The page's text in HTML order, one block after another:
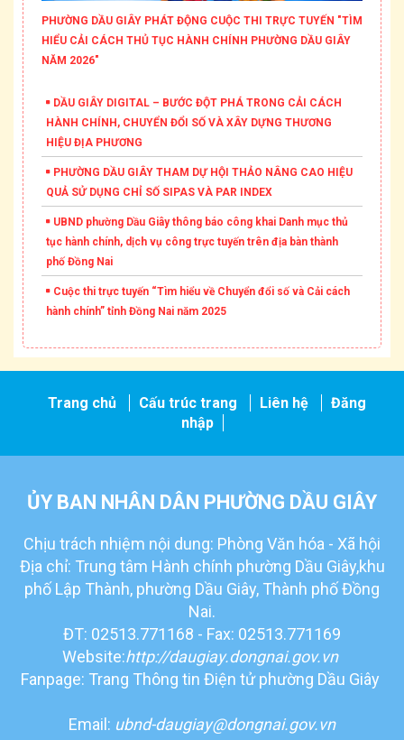
PHƯỜNG DẦU GIÂY PHÁT ĐỘNG CUỘC THI TRỰC TUYẾN "TÌM
HIỂU CẢI CÁCH THỦ TỤC HÀNH CHÍNH PHƯỜNG DẦU GIÂY
NĂM 2026"
DẦU GIÂY DIGITAL – BƯỚC ĐỘT PHÁ TRONG CẢI CÁCH
HÀNH CHÍNH, CHUYỂN ĐỔI SỐ VÀ XÂY DỰNG THƯƠNG
HIỆU ĐỊA PHƯƠNG
PHƯỜNG DẦU GIÂY THAM DỰ HỘI THẢO NÂNG CAO HIỆU
QUẢ SỬ DỤNG CHỈ SỐ SIPAS VÀ PAR INDEX
UBND phường Dầu Giây thông báo công khai Danh mục thủ
tục hành chính, dịch vụ công trực tuyến trên địa bàn thành
phố Đồng Nai
Cuộc thi trực tuyến “Tìm hiểu về Chuyển đổi số và Cải cách
hành chính” tỉnh Đồng Nai năm 2025
Trang chủ Cấu trúc trang Liên hệ
Đăng
nhập
ỦY BAN NHÂN DÂN PHƯỜNG DẦU GIÂY
Chịu trách nhiệm nội dung: Phòng Văn hóa - Xã hội
Địa chỉ: Trung tâm Hành chính phường Dầu Giây,khu
phố Lập Thành, phường Dầu Giây, Thành phố Đồng
Nai.
ĐT: 02513.771168 - Fax: 02513.771169
Website:http://daugiay.dongnai.gov.vn
Fanpage: Trang Thông tin Điện tử phường Dầu Giây
Email: ubnd-daugiay@dongnai.gov.vn​